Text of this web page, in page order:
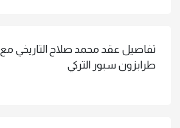
تفاصيل عقد محمد صلاح التاريخي مع
طرابزون سبور التركي